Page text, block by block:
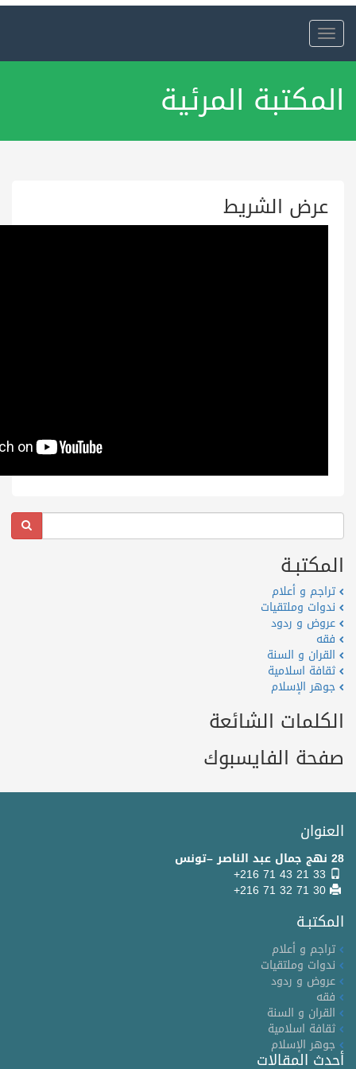
Toggle
navigation
المكتبة المرئية
عرض الشريط
المكتبـة
تراجم و أعلام
ندوات وملتقيات
عروض و ردود
فقه
القران و السنة
ثقافة اسلامية
جوهر الإسلام
الكلمات الشائعة
صفحة الفايسبوك
العنوان
28 نهج جمال عبد الناصر –تونس
+216 71 43 21 33
+216 71 32 71 30
المكتبـة
تراجم و أعلام
ندوات وملتقيات
عروض و ردود
فقه
القران و السنة
ثقافة اسلامية
جوهر الإسلام
أحدث المقالات